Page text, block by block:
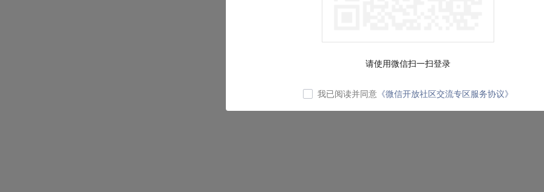
请使用微信扫一扫登录
我已阅读并同意 《微信开放社区交流专区服务协议》